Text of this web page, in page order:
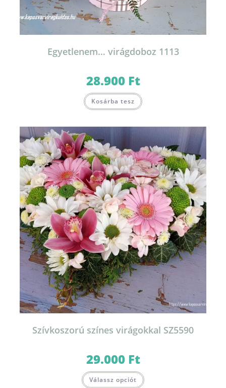
Egyetlenem… virágdoboz 1113
28.900 Ft
Kosárba tesz
Szívkoszorú színes virágokkal SZ5590
29.000 Ft
Válassz opciót